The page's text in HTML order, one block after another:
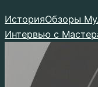
к
содержимому
ИсторияОбзоры
Интервью с